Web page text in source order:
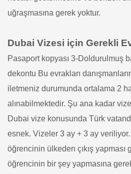
uğraşmasına gerek yoktur.
Dubai Vizesi için Gerekli
Pasaport kopyası 3-Doldurulmuş
dekontu Bu evrakları
iletmeniz durumunda ortalama 2
alınabilmektedir. Şu ana kadar
Dubai vize konusunda Türk
esnek. Vizeler 3 ay + 3 ay
öğrencinin ülkeden çıkış yapması
öğrencinin bir şey yapmasına